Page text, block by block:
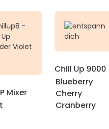
Mixer
Chill Up 9000
Blueberry
Cherry
Cranberry